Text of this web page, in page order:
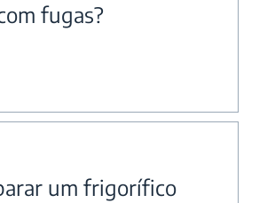
fugas?
um frigorífico